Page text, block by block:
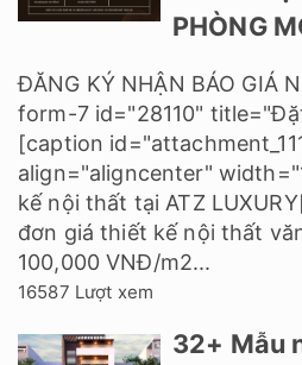
PHÒNG
ĐĂNG KÝ NHẬN BÁO GIÁ
form-7 id="28110"
[caption
align="aligncenter"
kế nội thất tại ATZ
đơn giá thiết kế nội thất
100,000 VNĐ/m2...
16587 Lượt xem
32+ Mẫu